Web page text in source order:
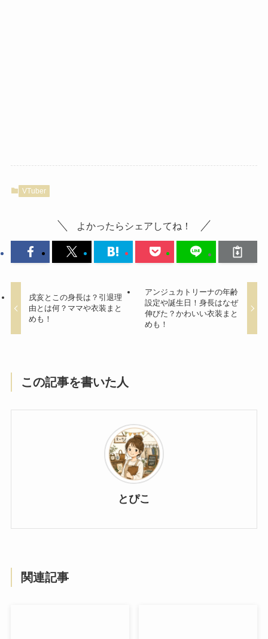
VTuber
よかったらシェアしてね！
戌亥とこの身長は？引退理
由とは何？ママや衣装まと
めも！
アンジュカトリーナの年齢
設定や誕生日！身長はなぜ
伸びた？かわいい衣装まと
めも！
この記事を書いた人
とぴこ
関連記事